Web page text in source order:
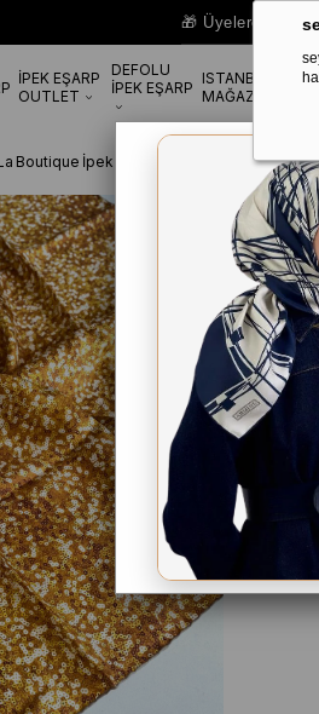
🎁 Üyelere Özel
İPEK EŞARP
OUTLET
DEFOLU
İPEK EŞARP ISTANBUL
MAĞAZA
ŞAL
Boutique İpek Eşarp La Boutique Tivil